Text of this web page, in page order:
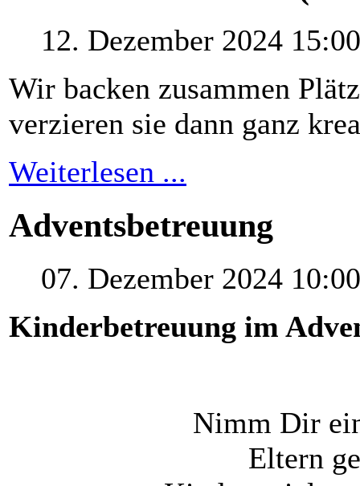
12. Dezember 2024 15:00
Wir backen zusammen
verzieren sie dann ganz
Weiterlesen ...
Adventsbetreuung
07. Dezember 2024 10:00
Kinderbetreuung im
Nimm Dir
Eltern